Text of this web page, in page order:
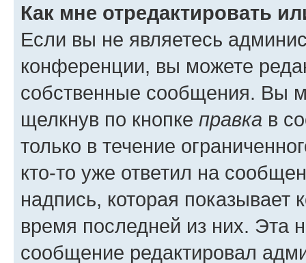
Как мне отредактировать
Если вы не являетесь
конференции, вы можете
собственные сообщения. Вы
щелкнув по кнопке правка в
только в течение
кто-то уже ответил на
надпись, которая показывает
время последней из них. Эта
сообщение редактировал